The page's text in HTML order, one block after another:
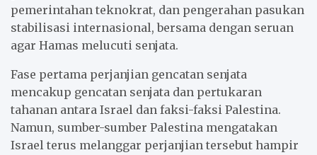
pemerintahan teknokrat, dan pengerahan pasukan
stabilisasi internasional, bersama dengan seruan
agar Hamas melucuti senjata.
Fase pertama perjanjian gencatan senjata
mencakup gencatan senjata dan pertukaran
tahanan antara Israel dan faksi-faksi Palestina.
Namun, sumber-sumber Palestina mengatakan
Israel terus melanggar perjanjian tersebut hampir